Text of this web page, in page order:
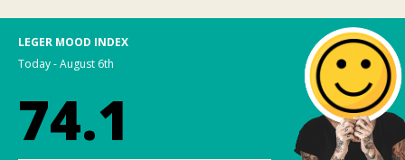
LEGER MOOD INDEX
Today - August 6th
74.1